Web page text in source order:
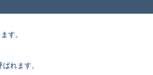
す。
ばれます。